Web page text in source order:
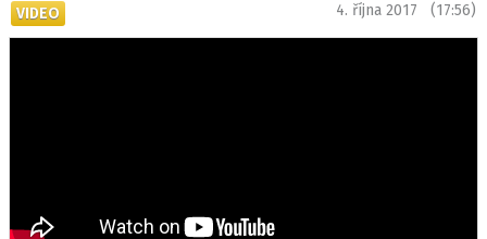
VIDEO 4. října 2017 (17:56)